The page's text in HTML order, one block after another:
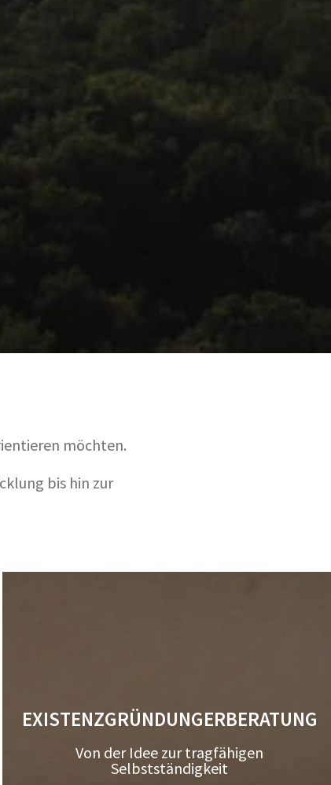
möchten.
bis hin zur
EXISTENZGRÜNDUNGERBERATUNG
Von der Idee zur tragfähigen
Selbstständigkeit